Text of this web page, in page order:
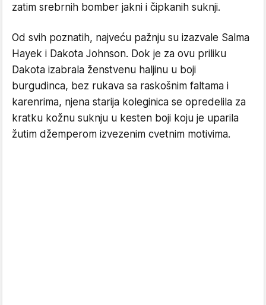
zatim srebrnih bomber jakni i čipkanih suknji.
Od svih poznatih, najveću pažnju su izazvale Salma
Hayek i Dakota Johnson. Dok je za ovu priliku
Dakota izabrala ženstvenu haljinu u boji
burgudinca, bez rukava sa raskošnim faltama i
karenrima, njena starija koleginica se opredelila za
kratku kožnu suknju u kesten boji koju je uparila
žutim džemperom izvezenim cvetnim motivima.